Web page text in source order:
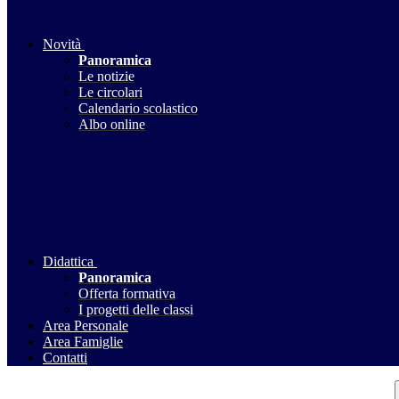
Novità
Panoramica
Le notizie
Le circolari
Calendario scolastico
Albo online
Didattica
Panoramica
Offerta formativa
I progetti delle classi
Area Personale
Area Famiglie
Contatti